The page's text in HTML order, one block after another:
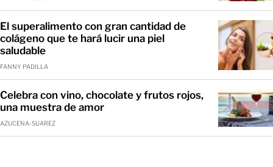
El superalimento con gran cantidad de
colágeno que te hará lucir una piel
saludable
FANNY PADILLA
Celebra con vino, chocolate y frutos rojos,
una muestra de amor
AZUCENA-SUAREZ